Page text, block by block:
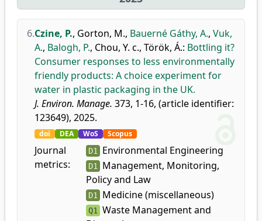
6.Czine, P., Gorton, M., Bauerné Gáthy, A., Vuk,
A., Balogh, P., Chou, Y. c., Török, Á.: Bottling it?
Consumer responses to less environmentally
friendly products: A choice experiment for
water in plastic packaging in the UK.
J. Environ. Manage. 373, 1-16, (article identifier:
123649), 2025.
doi DEA WoS Scopus
Journal
metrics:
D1 Environmental Engineering
D1
Management, Monitoring,
Policy and Law
D1 Medicine (miscellaneous)
Q1
Waste Management and